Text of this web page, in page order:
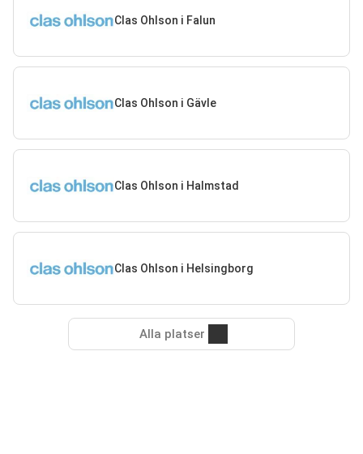
Clas Ohlson i Falun
Clas Ohlson i Gävle
Clas Ohlson i Halmstad
Clas Ohlson i Helsingborg
Alla platser